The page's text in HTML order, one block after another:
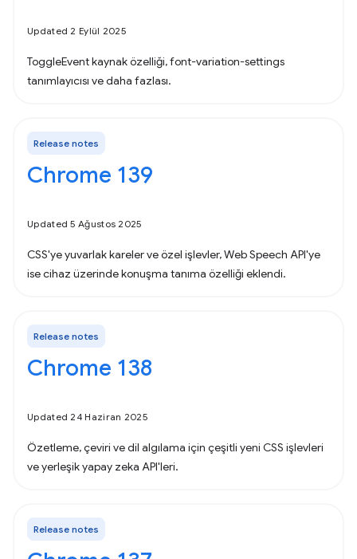
Updated 2 Eylül 2025
ToggleEvent kaynak özelliği, font-variation-settings
tanımlayıcısı ve daha fazlası.
Release notes
Chrome 139
Updated 5 Ağustos 2025
CSS'ye yuvarlak kareler ve özel işlevler, Web Speech API'ye
ise cihaz üzerinde konuşma tanıma özelliği eklendi.
Release notes
Chrome 138
Updated 24 Haziran 2025
Özetleme, çeviri ve dil algılama için çeşitli yeni CSS işlevleri
ve yerleşik yapay zeka API'leri.
Release notes